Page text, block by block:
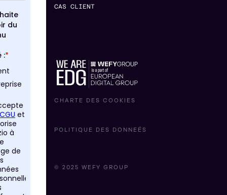
CAS CLIENT
© 2025 WEFY GROUP
CHARTE DES COOKIES
POLITIQUE DES DONNEÉS